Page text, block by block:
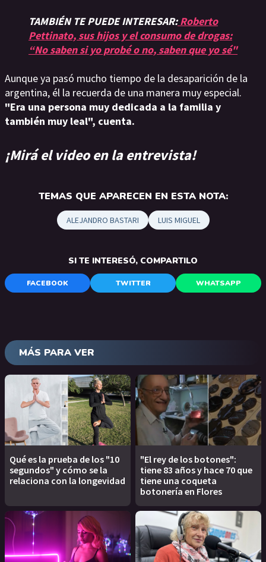
TAMBIÉN TE PUEDE INTERESAR:Roberto
Pettinato, sus hijos y el consumo de drogas:
“No saben si yo probé o no, saben que yo sé"
Aunque ya pasó mucho tiempo de la desaparición de la
argentina, él la recuerda de una manera muy especial.
"Era una persona muy dedicada a la familia y
también muy leal", cuenta.
¡Mirá el video en la entrevista!
TEMAS QUE APARECEN EN ESTA NOTA:
ALEJANDRO BASTARI LUIS MIGUEL
SI TE INTERESÓ, COMPARTILO
FACEBOOK TWITTER WHATSAPP
MÁS PARA VER
Qué es la prueba de los "10
segundos" y cómo se la
relaciona con la longevidad
"El rey de los botones":
tiene 83 años y hace 70 que
tiene una coqueta
botonería en Flores